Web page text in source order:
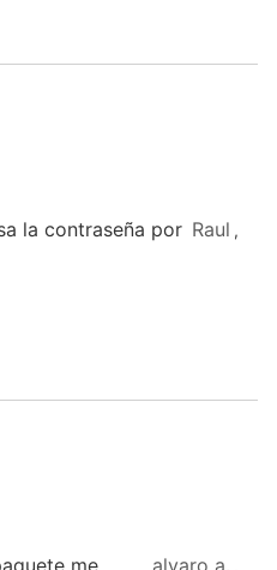
Raul ,
la contraseña por
alvaro a.
me